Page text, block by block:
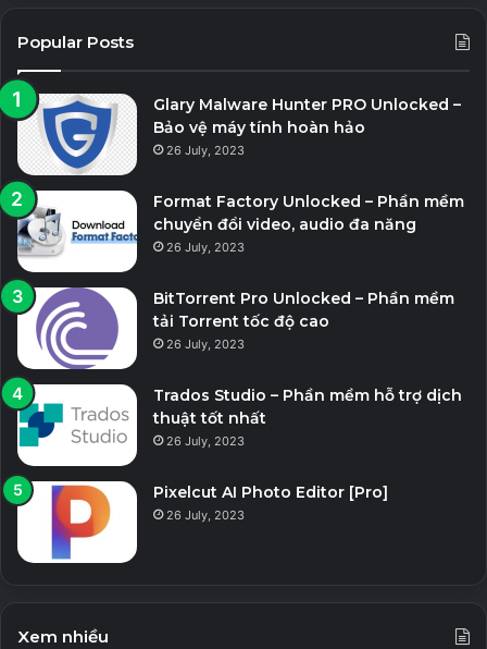
=> Mật khẩu giải nén: PITVN
WindowManager7.8.1_WithMed.rar Link 1
Windows11Manager1.0_Portable.rar Link 1 Link 2
Popular Posts
Glary Malware Hunter PRO Unlocked –
Bảo vệ máy tính hoàn hảo
26 July, 2023
Format Factory Unlocked – Phần mềm
chuyển đổi video, audio đa năng
26 July, 2023
BitTorrent Pro Unlocked – Phần mềm
tải Torrent tốc độ cao
26 July, 2023
Trados Studio – Phần mềm hỗ trợ dịch
thuật tốt nhất
26 July, 2023
Pixelcut AI Photo Editor [Pro]
26 July, 2023
Xem nhiều